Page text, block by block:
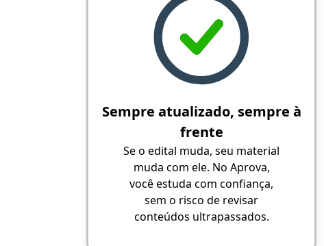
Sempre atualizado, sempre à
frente
Se o edital muda, seu material
muda com ele. No Aprova,
você estuda com confiança,
sem o risco de revisar
conteúdos ultrapassados.